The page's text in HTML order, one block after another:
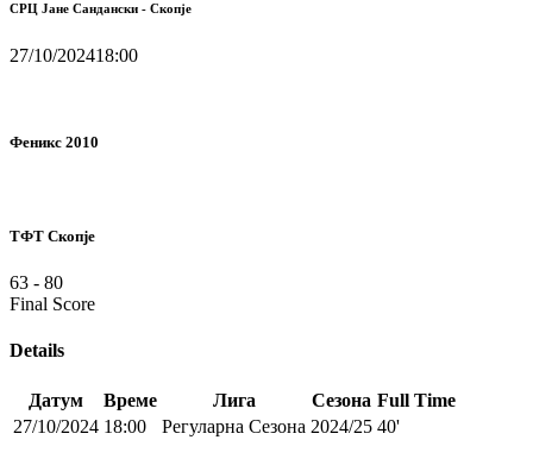
СРЦ Јане Сандански - Скопје
27/10/202418:00
Феникс 2010
ТФТ Скопје
63 - 80
Final Score
Details
Датум Време Лига Сезона Full Time
27/10/2024 18:00 Регуларна Сезона 2024/25 40'